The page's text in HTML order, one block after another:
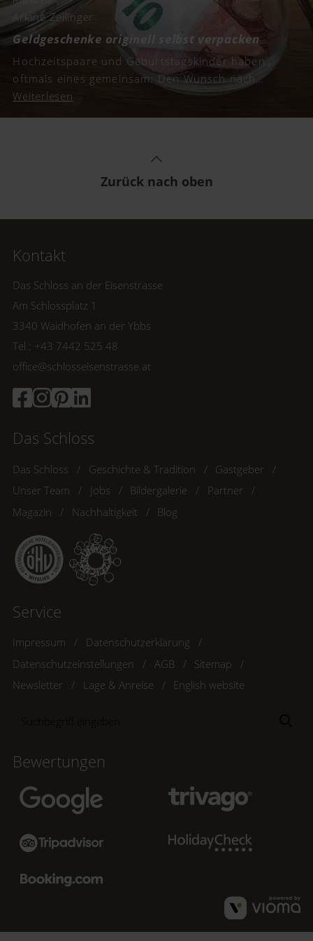
Ariane Zeilinger
Geldgeschenke originell selbst verpacken
Hochzeitspaare und Geburtstagskinder haben
oftmals eines gemeinsam: Den Wunsch nach
Geldgeschenken. Wir haben für euch kreative
Weiterlesen
Zurück nach oben
Kontakt
Das Schloss an der Eisenstrasse
Am Schlossplatz 1
3340 Waidhofen an der Ybbs
Tel.: +43 7442 525 48
office@schlosseisenstrasse.at
Das Schloss
Das Schloss Geschichte & Tradition
Gastgeber
Unser Team
Jobs Bildergalerie
Partner
Magazin
Nachhaltigkeit Blog
Service
Impressum
Datenschutzerklärung
Datenschutzeinstellungen
AGB
Sitemap
Newsletter
Lage & Anreise English website
Bewertungen